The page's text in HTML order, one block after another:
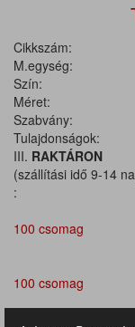
Cikkszám:
M.egység:
Szín:
Méret:
Szabvány:
Tulajdonságok:
III. RAKTÁRON
(szállítási idő 9-14
:
100 csomag
100 csomag